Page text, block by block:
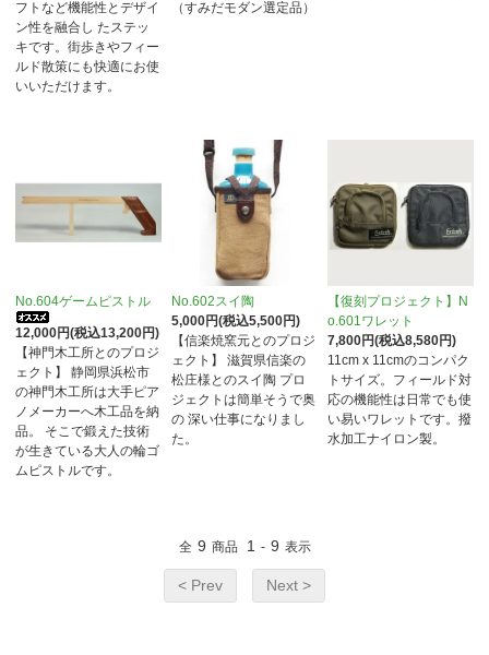
フトなど機能性とデザイ
ン性を融合し たステッ
キです。街歩きやフィー
ルド散策にも快適にお使
いいただけます。
（すみだモダン選定品）
No.604ゲームピストル
12,000円(税込13,200円)
【神門木工所とのプロジ
ェクト】 静岡県浜松市
の神門木工所は大手ピア
ノメーカーへ木工品を納
品。 そこで鍛えた技術
が生きている大人の輪ゴ
ムピストルです。
No.602スイ陶
5,000円(税込5,500円)
【信楽焼窯元とのプロジ
ェクト】 滋賀県信楽の
松庄様とのスイ陶 プロ
ジェクトは簡単そうで奥
の 深い仕事になりまし
た。
【復刻プロジェクト】N
o.601ワレット
7,800円(税込8,580円)
11cm x 11cmのコンパク
トサイズ。フィールド対
応の機能性は日常でも使
い易いワレットです。撥
水加工ナイロン製。
全 9 商品 1 - 9 表示
< Prev Next >